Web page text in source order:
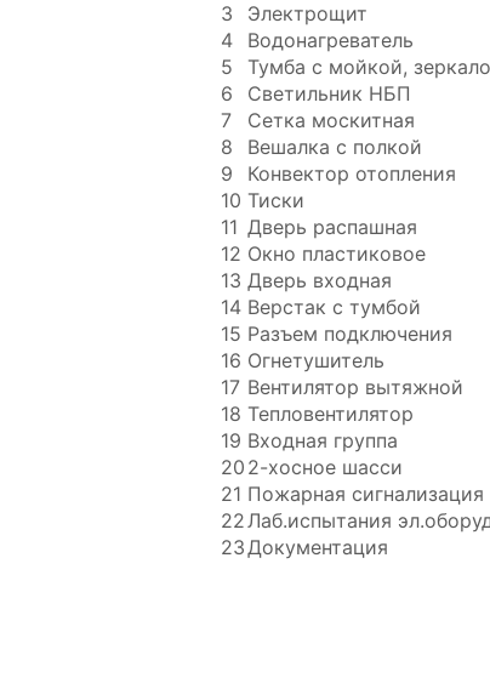
3
Электрощит
4
Водонагреватель
5
Тумба с мойкой, зеркало
6
Светильник НБП
7
Сетка москитная
8
Вешалка с полкой
9
Конвектор отопления
10 Тиски
11 Дверь распашная
12 Окно пластиковое
13 Дверь входная
14 Верстак с тумбой
15 Разъем подключения
16 Огнетушитель
17 Вентилятор вытяжной
18 Тепловентилятор
19 Входная группа
20 2-хосное шасси
21 Пожарная сигнализация
22Лаб.испытания
23Документация